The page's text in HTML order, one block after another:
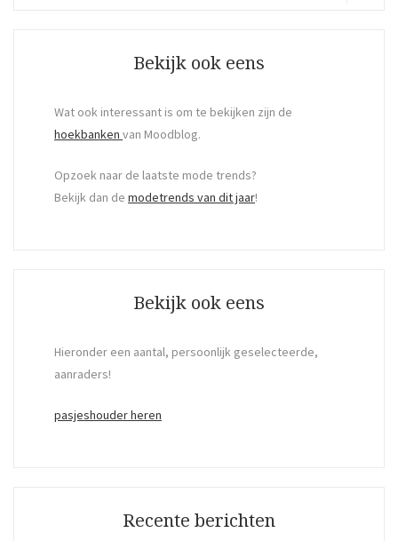
Bekijk ook eens
Wat ook interessant is om te bekijken zijn de
hoekbanken van Moodblog.
Opzoek naar de laatste mode trends?
Bekijk dan de modetrends van dit jaar!
Bekijk ook eens
Hieronder een aantal, persoonlijk geselecteerde,
aanraders!
pasjeshouder heren
Recente berichten